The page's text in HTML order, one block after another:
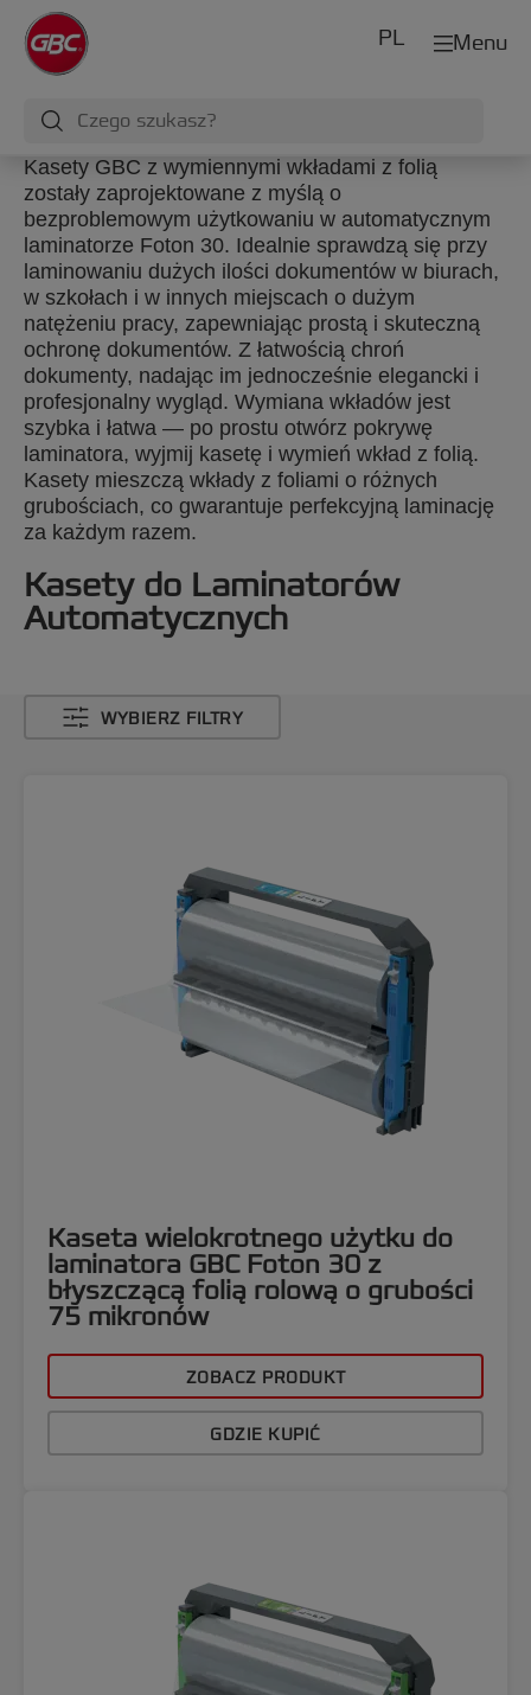
Menu
PL
Kasety GBC z wymiennymi wkładami z folią
zostały zaprojektowane z myślą o
bezproblemowym użytkowaniu w automatycznym
laminatorze Foton 30. Idealnie sprawdzą się przy
laminowaniu dużych ilości dokumentów w biurach,
w szkołach i w innych miejscach o dużym
natężeniu pracy, zapewniając prostą i skuteczną
ochronę dokumentów. Z łatwością chroń
dokumenty, nadając im jednocześnie elegancki i
profesjonalny wygląd. Wymiana wkładów jest
szybka i łatwa — po prostu otwórz pokrywę
laminatora, wyjmij kasetę i wymień wkład z folią.
Kasety mieszczą wkłady z foliami o różnych
grubościach, co gwarantuje perfekcyjną laminację
za każdym razem.
Kasety do Laminatorów
Automatycznych
WYBIERZ FILTRY
Kaseta wielokrotnego użytku do
laminatora GBC Foton 30 z
błyszczącą folią rolową o grubości
75 mikronów
ZOBACZ PRODUKT
GDZIE KUPIĆ